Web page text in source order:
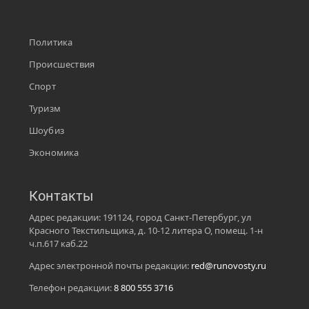
Политика
Происшествия
Спорт
Туризм
Шоубиз
Экономика
Контакты
Адрес редакции: 191124, город Санкт-Петербург, ул
Красного Текстильщика, д. 10-12 литера О, помещ. 1-н
ч.п.617 каб.22
Адрес электронной почты редакции: red@runovosty.ru
Телефон редакции:8 800 555 3716